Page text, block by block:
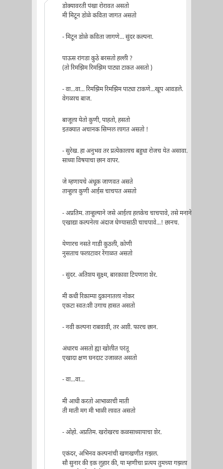
डोक्यावरती पंखा रोरावत असतो
मी मिटून डोळे कविता जागत असतो
- मिटून डोळे कविता जागणे... सुंदर कल्पना.
पाऊस रांगडा कुठे बरसतो हल्ली ?
(तो रिमझिम रिमझिम पाट्या टाकत असतो )
- वा...वा... रिमझिम रिमझिम पाट्या टाकणे...खूप आवडले.
वेगळाच बाज.
बाजूला येतो कुणी, पाहतो, हसतो
इतक्यात अचानक सिग्नल लागत असतो !
- सुरेख. हा अनुभव तर प्रत्येकालाच बहुधा रोजच येत असावा.
साध्या विषयाचा छान वापर.
जे म्हणायचे अंधूक जाणवत असते
तान्हुला कुणी आईस चाचपत असतो
- अप्रतिम. तान्हुल्याने जसे आईला हलकेच चाचपावे, तसे मनाने
एखाद्या कल्पनेला अंदाज घेण्यासाठी चाचपावे...! छानच.
येणारच नसते गाडी कुठली, कोणी
नुसताच फलाटावर रेंगाळत असतो
- सुंदर. अतिशय सूक्ष्म, बारकावा टिपणारा शेर.
मी कधी रिकाम्या दुकानातला नोकर
एकटा स्वतःशी उगाच हासत असतो
- नवी कल्पना राबवावी, तर अशी. फारच छान.
अंधारच असतो ह्या खोलीत परंतू
एखादा क्षण घनदाट उजाळत असतो
- वा...वा...
मी आधी करतो आभाळाची माती
ती माती मग मी भाळी लावत असतो
- ओहो. अप्रतिम. खरोखरच कळसाध्यायाचा शेर.
एकंदर, अभिनव कल्पनांची खणखणीत गझल.
सौ सुनार की इक लुहार की, या म्हणीचा प्रत्यय तुमच्या गझला